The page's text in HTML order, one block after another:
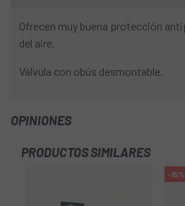
Ofrecen muy buena protección
del aire.
Válvula con obús desmontable.
OPINIONES
PRODUCTOS SIMILARES
-15%